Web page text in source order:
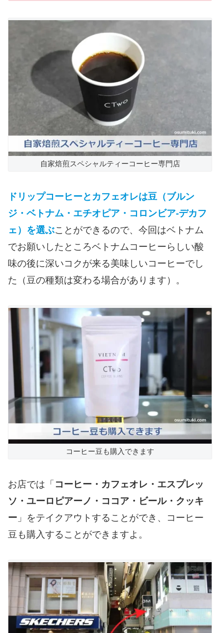
自家焙煎スペシャルティーコーヒー専門店
ドリップコーヒーとカフェオレは豆（ブルン
ジ・ベトナム・エチオピア・コロンビア-デカフ
ェ）を選ぶことができるので、今回はベトナム
でお願いしたところベトナムコーヒーらしい酸
味の後に深いコクが来る美味しいコーヒーでし
た（豆の種類は変わる場合があります）。
コーヒー豆も購入できます
お店では「 コーヒー・カフェオレ・エスプレッ
ソ・ユーロピアーノ・ココア・ビール・クッキ
ー 」をテイクアウトすることができ、コーヒー
豆も購入することができますよ。